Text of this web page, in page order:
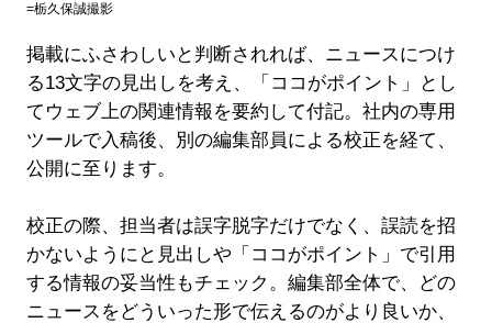
=栃久保誠撮影
掲載にふさわしいと判断されれば、ニュースにつけ
る13文字の見出しを考え、「ココがポイント」とし
てウェブ上の関連情報を要約して付記。社内の専用
ツールで入稿後、別の編集部員による校正を経て、
公開に至ります。
校正の際、担当者は誤字脱字だけでなく、誤読を招
かないようにと見出しや「ココがポイント」で引用
する情報の妥当性もチェック。編集部全体で、どの
ニュースをどういった形で伝えるのがより良いか、